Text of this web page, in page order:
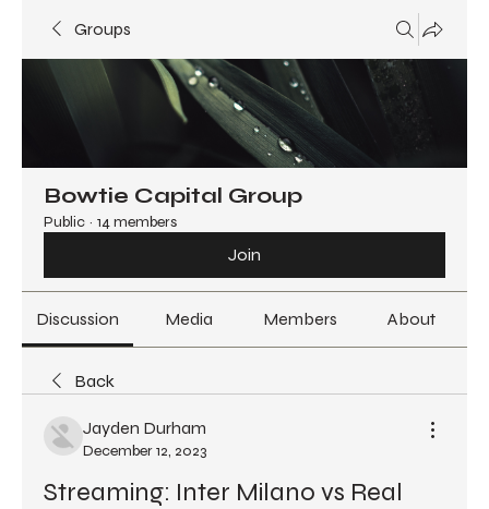
Groups
Bowtie Capital Group
Public · 14 members
Join
Discussion Media Members About
Back
Jayden Durham
December 12, 2023
Streaming: Inter Milano vs Real